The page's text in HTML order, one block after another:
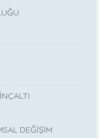
DEĞİŞİM